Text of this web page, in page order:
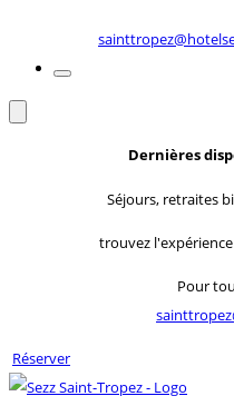
Dernières
Séjours, retraites
trouvez
Pour
Réserver